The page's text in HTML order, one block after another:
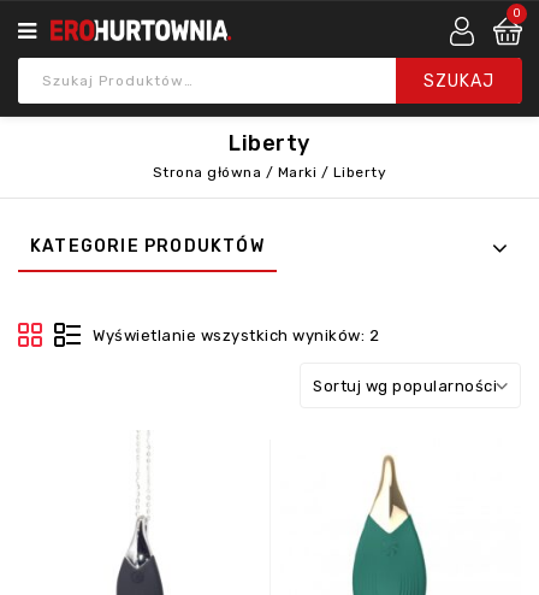
0
Liberty
Strona główna / Marki / Liberty
KATEGORIE PRODUKTÓW
Wyświetlanie wszystkich wyników: 2
Sortuj wg popularności